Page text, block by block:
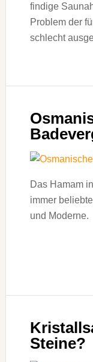
findige
Problem der
schlecht
Das Hamam
immer
und Moderne.
Steine?